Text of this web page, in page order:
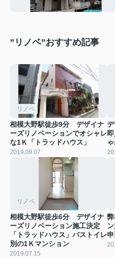
”リノベ”おすすめ記事
リノベ
相模大野駅徒歩9分 デザイナ
ーズリノベーションでオシャレ
な1Ｋ「トラッドハウス」
2019.09.07
リノベ
相模大野駅徒歩6分 デザイナ
ーズリノベーション施工決定
「トラッドハウス」バストイレ
別の1Ｋマンション
2019.07.15